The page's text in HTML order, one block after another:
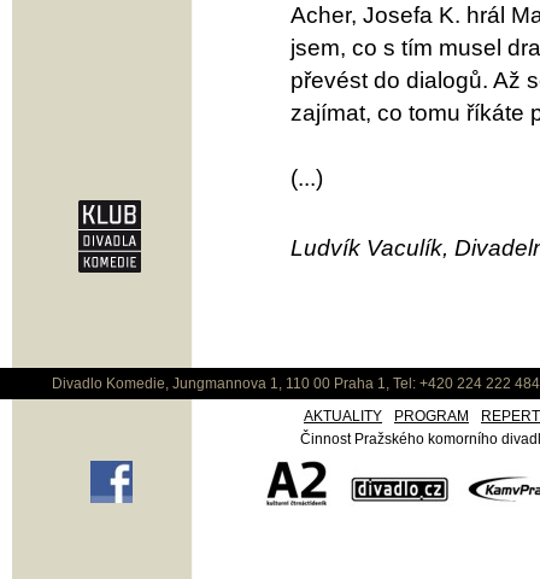
Acher, Josefa K. hrál
jsem, co s tím musel
převést do dialogů. Až
zajímat, co tomu říkáte
(...)
Ludvík Vaculík,
Divadlo Komedie, Jungmannova 1, 110 00 Praha 1, Tel: +420 224 222
AKTUALITY
PROGRAM
Činnost Pražského komorního